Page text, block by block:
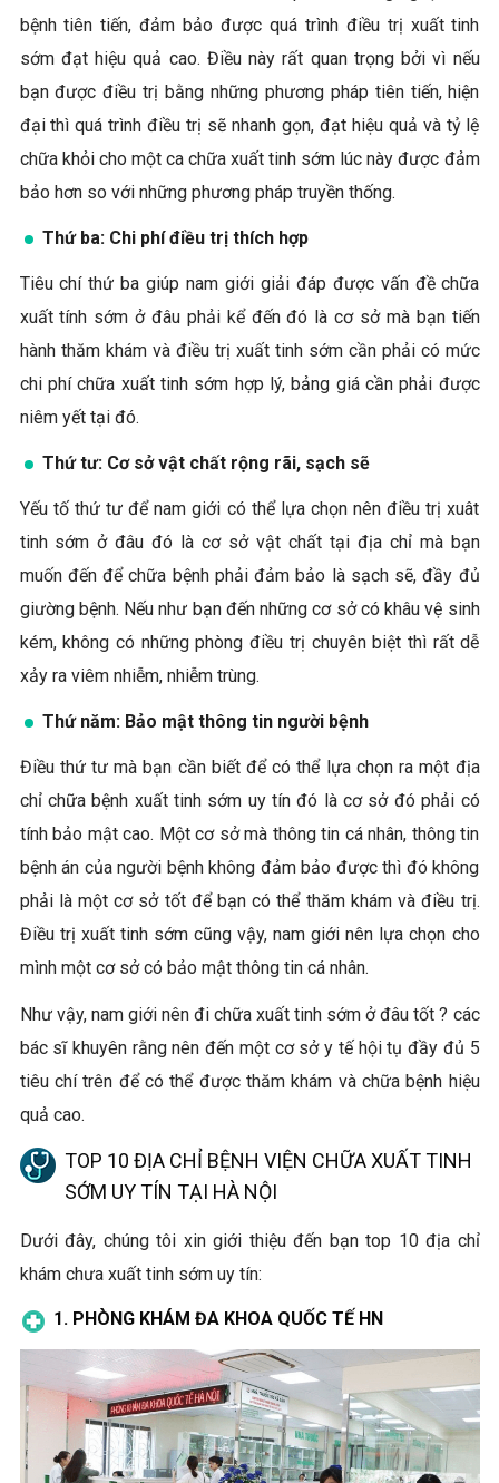
bệnh tiên tiến, đảm bảo được quá trình điều trị xuất tinh
sớm đạt hiệu quả cao. Điều này rất quan trọng bởi vì nếu
bạn được điều trị bằng những phương pháp tiên tiến, hiện
đại thì quá trình điều trị sẽ nhanh gọn, đạt hiệu quả và tỷ lệ
chữa khỏi cho một ca chữa xuất tinh sớm lúc này được đảm
bảo hơn so với những phương pháp truyền thống.
Thứ ba: Chi phí điều trị thích hợp
Tiêu chí thứ ba giúp nam giới giải đáp được vấn đề chữa
xuất tính sớm ở đâu phải kể đến đó là cơ sở mà bạn tiến
hành thăm khám và điều trị xuất tinh sớm cần phải có mức
chi phí chữa xuất tinh sớm hợp lý, bảng giá cần phải được
niêm yết tại đó.
Thứ tư: Cơ sở vật chất rộng rãi, sạch sẽ
Yếu tố thứ tư để nam giới có thể lựa chọn nên điều trị xuât
tinh sớm ở đâu đó là cơ sở vật chất tại địa chỉ mà bạn
muốn đến để chữa bệnh phải đảm bảo là sạch sẽ, đầy đủ
giường bệnh. Nếu như bạn đến những cơ sở có khâu vệ sinh
kém, không có những phòng điều trị chuyên biệt thì rất dễ
xảy ra viêm nhiễm, nhiễm trùng.
Thứ năm: Bảo mật thông tin người bệnh
Điều thứ tư mà bạn cần biết để có thể lựa chọn ra một địa
chỉ chữa bệnh xuất tinh sớm uy tín đó là cơ sở đó phải có
tính bảo mật cao. Một cơ sở mà thông tin cá nhân, thông tin
bệnh án của người bệnh không đảm bảo được thì đó không
phải là một cơ sở tốt để bạn có thể thăm khám và điều trị.
Điều trị xuất tinh sớm cũng vậy, nam giới nên lựa chọn cho
mình một cơ sở có bảo mật thông tin cá nhân.
Như vậy, nam giới nên đi chữa xuất tinh sớm ở đâu tốt ? các
bác sĩ khuyên rằng nên đến một cơ sở y tế hội tụ đầy đủ 5
tiêu chí trên để có thể được thăm khám và chữa bệnh hiệu
quả cao.
TOP 10 ĐỊA CHỈ BỆNH VIỆN CHỮA XUẤT TINH
SỚM UY TÍN TẠI HÀ NỘI
Dưới đây, chúng tôi xin giới thiệu đến bạn top 10 địa chỉ
khám chưa xuất tinh sớm uy tín:
1. PHÒNG KHÁM ĐA KHOA QUỐC TẾ HN